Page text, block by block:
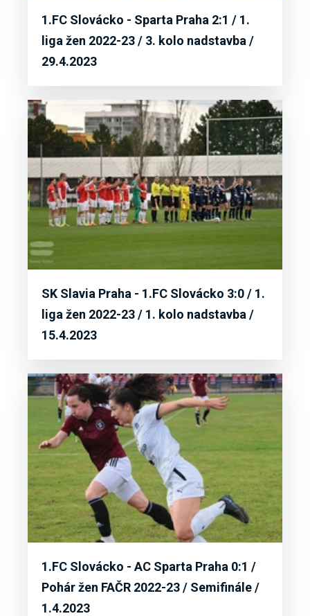
1.FC Slovácko - Sparta Praha 2:1 / 1.
liga žen 2022-23 / 3. kolo nadstavba /
29.4.2023
SK Slavia Praha - 1.FC Slovácko 3:0 / 1.
liga žen 2022-23 / 1. kolo nadstavba /
15.4.2023
1.FC Slovácko - AC Sparta Praha 0:1 /
Pohár žen FAČR 2022-23 / Semifinále /
1.4.2023